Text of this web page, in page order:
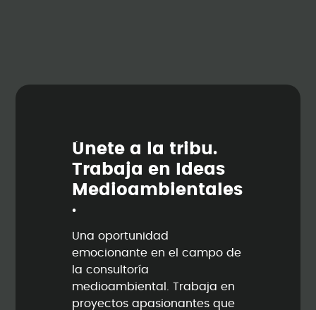
Únete a la tribu.
Trabaja en Ideas
Medioambienta les
.
Una oportunidad
emocionante en el campo de
la consultoría
medioambiental. Trabaja en
proyectos apasionantes que